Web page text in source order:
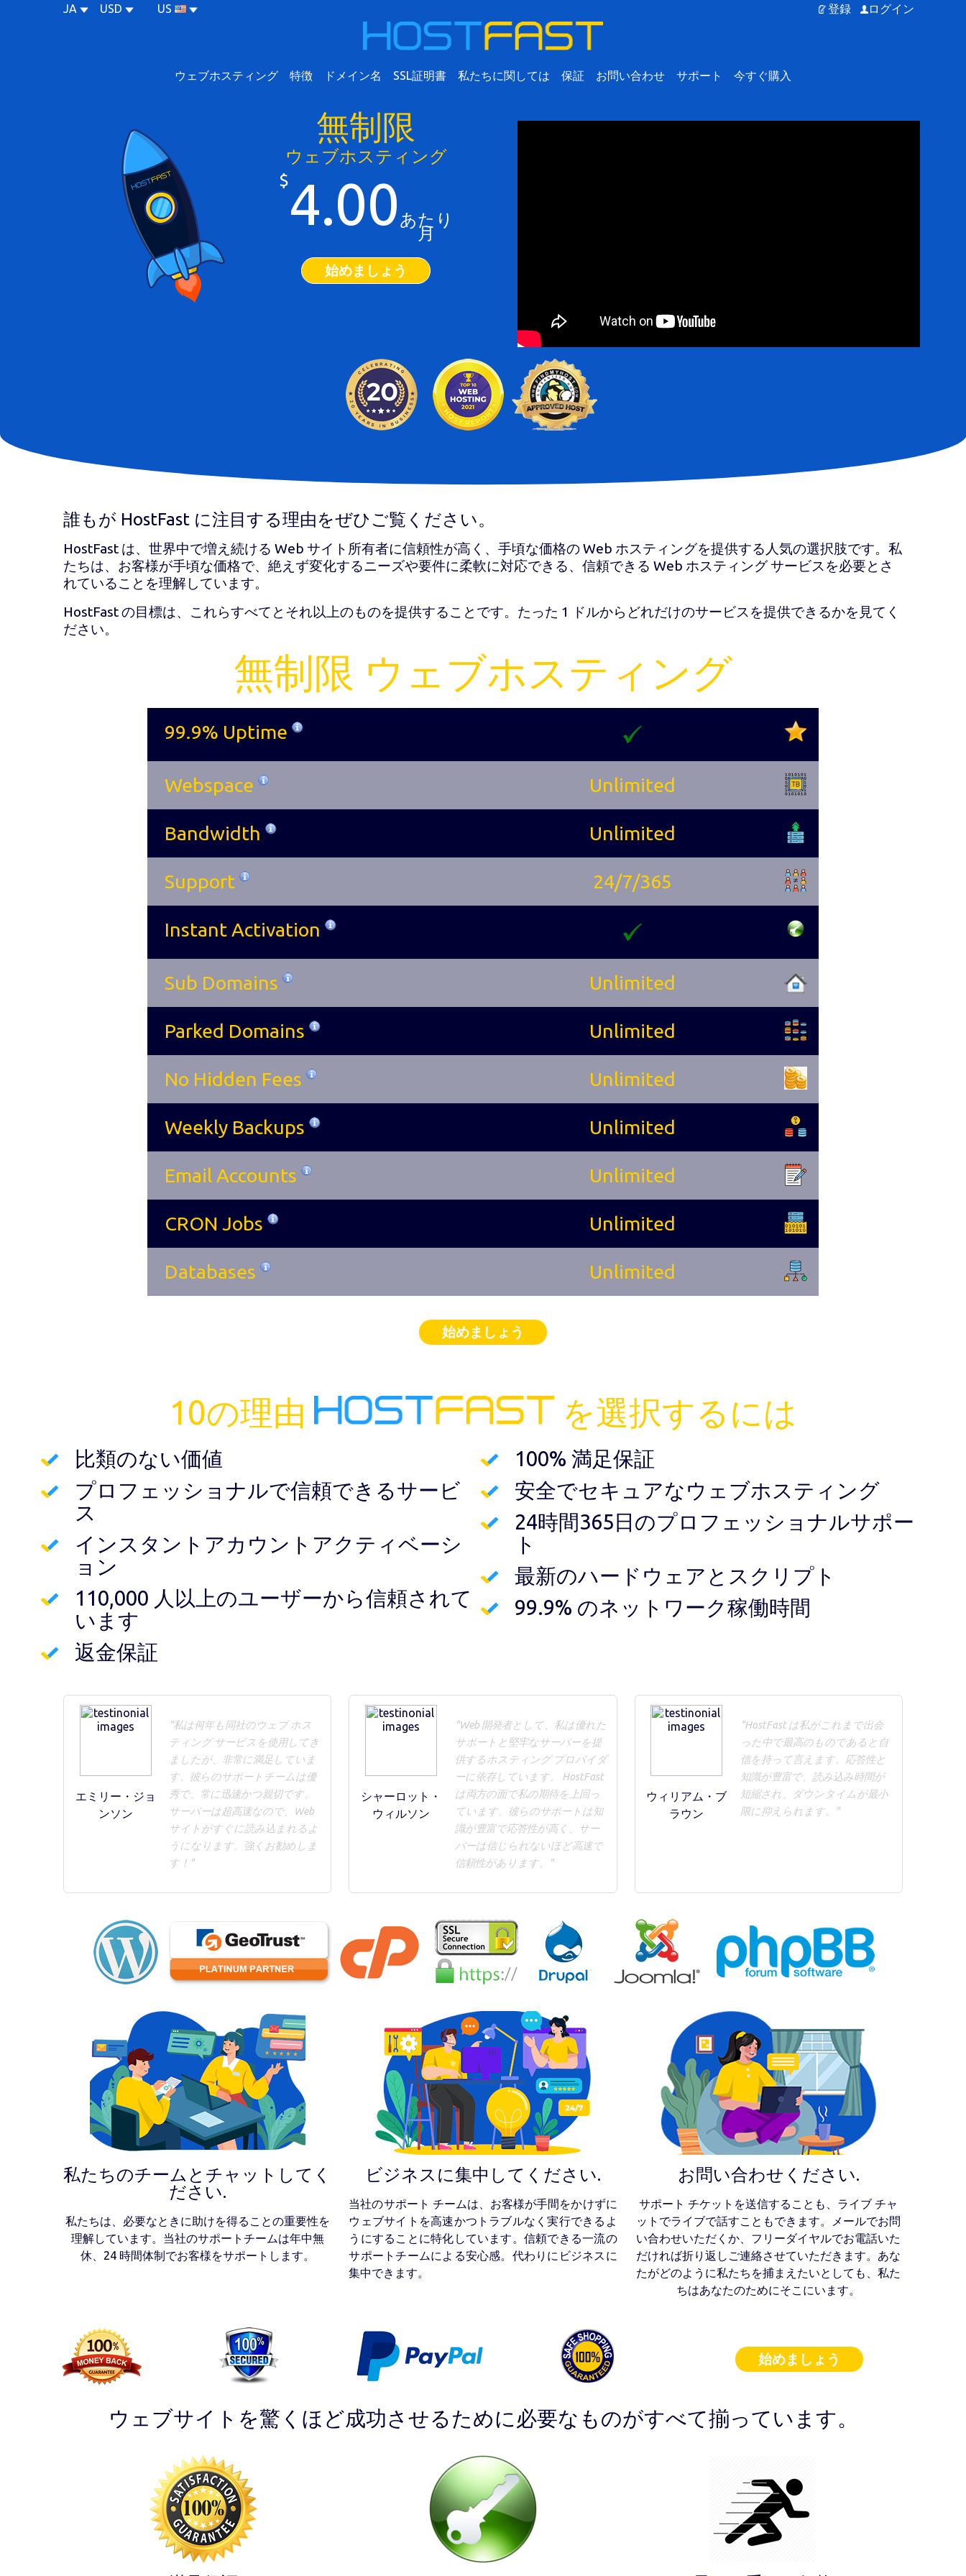
JA USD US 登録 ログイン
ウェブホスティング 特徴 ドメイン名 SSL証明書 私たちに関しては 保証 お問い合わせ サポート 今すぐ購入
無制限
ウェブホスティング
$4.00あたり
月
始めましょう
誰もが HostFast に注目する理由をぜひご覧ください。
HostFast は、世界中で増え続ける Web サイト所有者に信頼性が高く、手頃な価格の Web ホスティングを提供する人気の選択肢です。私
たちは、お客様が手頃な価格で、絶えず変化するニーズや要件に柔軟に対応できる、信頼できる Web ホスティング サービスを必要とさ
れていることを理解しています。
HostFast の目標は、これらすべてとそれ以上のものを提供することです。たった 1 ドルからどれだけのサービスを提供できるかを見てく
ださい。
無制限 ウェブホスティング
99.9% Uptime
Webspace Unlimited
Bandwidth Unlimited
Support 24/7/365
Instant Activation
Sub Domains Unlimited
Parked Domains Unlimited
No Hidden Fees Unlimited
Weekly Backups Unlimited
Email Accounts Unlimited
CRON Jobs Unlimited
Databases Unlimited
始めましょう
10の理由 を選択するには
比類のない価値
プロフェッショナルで信頼できるサービ
ス
インスタントアカウントアクティベーシ
ョン
110,000 人以上のユーザーから信頼されて
います
返金保証
100% 満足保証
安全でセキュアなウェブホスティング
24時間365日のプロフェッショナルサポー
ト
最新のハードウェアとスクリプト
99.9% のネットワーク稼働時間
エミリー・ジョ
ンソン
"私は何年も同社のウェブ ホス
ティング サービスを使用してき
ましたが、非常に満足していま
す。彼らのサポートチームは優
秀で、常に迅速かつ親切です。
サーバーは超高速なので、Web
サイトがすぐに読み込まれるよ
うになります。強くお勧めしま
す！"
シャーロット・
ウィルソン
"Web 開発者として、私は優れた
サポートと堅牢なサーバーを提
供するホスティング プロバイダ
ーに依存しています。 HostFast
は両方の面で私の期待を上回っ
ています。彼らのサポートは知
識が豊富で応答性が高く、サー
バーは信じられないほど高速で
信頼性があります。"
ウィリアム・ブ
ラウン
"HostFast は私がこれまで出会
った中で最高のものであると自
信を持って言えます。応答性と
知識が豊富で、読み込み時間が
短縮され、ダウンタイムが最小
限に抑えられます。"
私たちのチームとチャットしてく
ださい.
私たちは、必要なときに助けを得ることの重要性を
理解しています。当社のサポートチームは年中無
休、24 時間体制でお客様をサポートします。
ビジネスに集中してください.
当社のサポート チームは、お客様が手間をかけずに
ウェブサイトを高速かつトラブルなく実行できるよ
うにすることに特化しています。信頼できる一流の
サポートチームによる安心感。代わりにビジネスに
集中できます。
お問い合わせください.
サポート チケットを送信することも、ライブ チャ
ットでライブで話すこともできます。メールでお問
い合わせいただくか、フリーダイヤルでお電話いた
だければ折り返しご連絡させていただきます。あな
たがどのように私たちを捕まえたいとしても、私た
ちはあなたのためにそこにいます。
始めましょう
ウェブサイトを驚くほど成功させるために必要なものがすべて揃っています。